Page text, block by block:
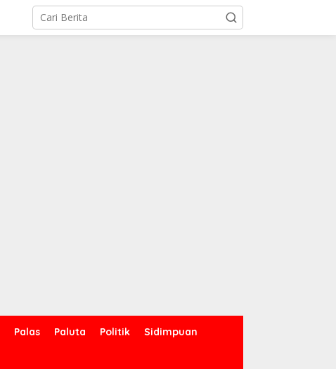
Palas Paluta Politik Sidimpuan